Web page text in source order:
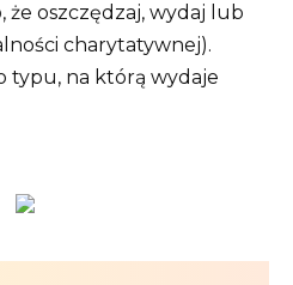
że oszczędzaj, wydaj lub
charytatywnej).
typu, na którą wydaje